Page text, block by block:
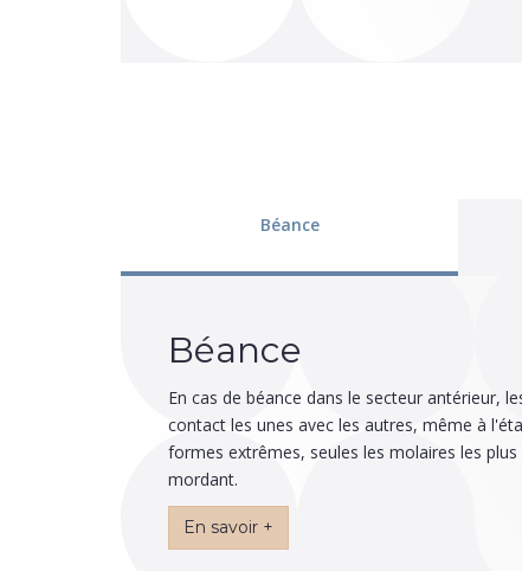
Béance
Béance
En cas de béance dans le secteur antérieur,
contact les unes avec les autres, même à
formes extrêmes, seules les molaires les
mordant.
En savoir +